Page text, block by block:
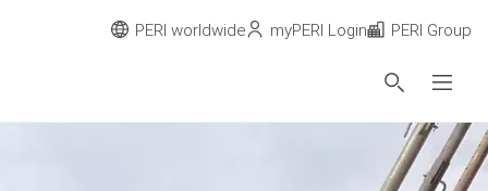
PERI worldwide myPERI Login PERI Group